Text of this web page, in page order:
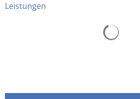
Leistungen